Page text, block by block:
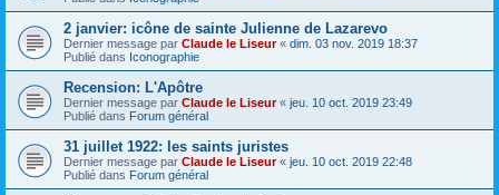
2 janvier: icône de sainte Julienne de Lazarevo
Dernier message par Claude le Liseur« dim. 03 nov. 2019 18:37
Publié dans Iconographie
Recension: L'Apôtre
Dernier message par Claude le Liseur« jeu. 10 oct. 2019 23:49
Publié dans Forum général
31 juillet 1922: les saints juristes
Dernier message par Claude le Liseur« jeu. 10 oct. 2019 22:48
Publié dans Forum général